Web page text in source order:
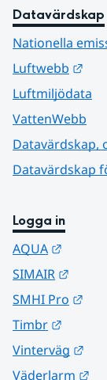
Datavärdskap
Nationella
Luftwebb
Luftmiljödata
VattenWebb
Datavärdskap,
Datavärdskap
Logga in
AQUA
SIMAIR
SMHI Pro
Timbr
Vinterväg
Väderlarm